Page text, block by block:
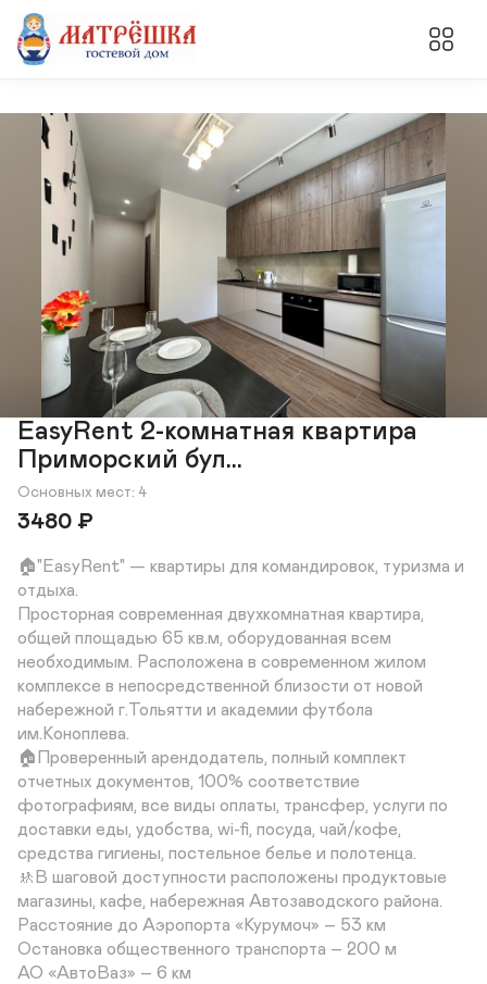
EasyRent 2-комнатная квартира
Приморский бул...
Основных мест: 4
3480 ₽
🏠"EasyRent" — квартиры для командировок, туризма и
отдыха.
Просторная современная двухкомнатная квартира,
общей площадью 65 кв.м, оборудованная всем
необходимым. Расположена в современном жилом
комплексе в непосредственной близости от новой
набережной г.Тольятти и академии футбола
им.Коноплева.
🏠Проверенный арендодатель, полный комплект
отчетных документов, 100% соответствие
фотографиям, все виды оплаты, трансфер, услуги по
доставки еды, удобства, wi-fi, посуда, чай/кофе,
средства гигиены, постельное белье и полотенца.
🚸В шаговой доступности расположены продуктовые
магазины, кафе, набережная Автозаводского района.
Расстояние до Аэропорта «Курумоч» – 53 км
Остановка общественного транспорта – 200 м
АО «АвтоВаз» – 6 км